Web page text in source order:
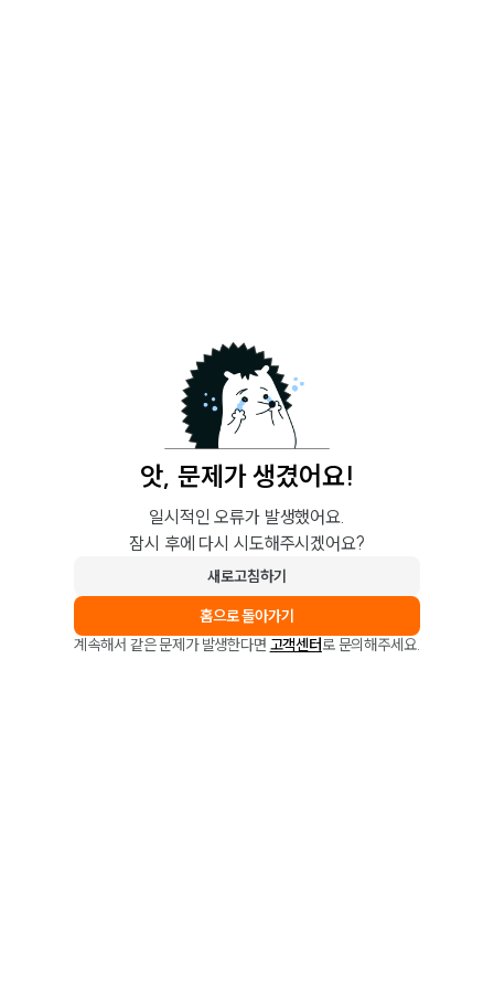
앗, 문제가 생겼어요!
일시적인 오류가 발생했어요.
잠시 후에 다시 시도해주시겠어요?
새로고침하기
홈으로 돌아가기
계속해서 같은 문제가 발생한다면 고객센터로 문의해주세요.